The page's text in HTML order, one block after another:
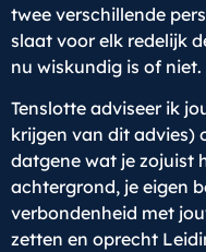
twee verschillende
slaat voor elk redelijk
nu wiskundig is of niet.
Tenslotte adviseer ik
krijgen van dit advies)
datgene wat je zojuist
achtergrond, je eigen
verbondenheid met
zetten en oprecht